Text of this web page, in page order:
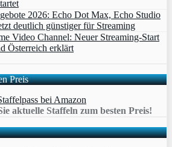
2026: Echo Dot Max, Echo Studio
deutlich günstiger für Streaming
Video Channel: Neuer Streaming‑Start
Österreich erklärt
Preis
aktuelle Staffeln zum besten Preis!